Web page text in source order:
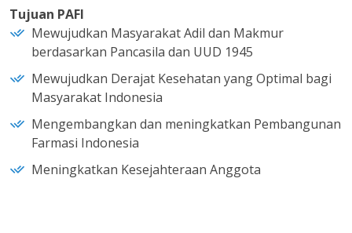
Tujuan PAFI
Mewujudkan Masyarakat Adil dan Makmur
berdasarkan Pancasila dan UUD 1945
Mewujudkan Derajat Kesehatan yang Optimal bagi
Masyarakat Indonesia
Mengembangkan dan meningkatkan Pembangunan
Farmasi Indonesia
Meningkatkan Kesejahteraan Anggota